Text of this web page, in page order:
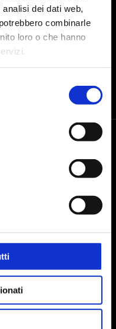
dei dati web,
combinarle
loro o che hanno